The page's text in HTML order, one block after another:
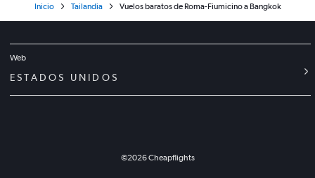
Inicio Tailandia Vuelos baratos de Roma-Fiumicino a Bangkok
Web
ESTADOS UNIDOS
©2026Cheapflights